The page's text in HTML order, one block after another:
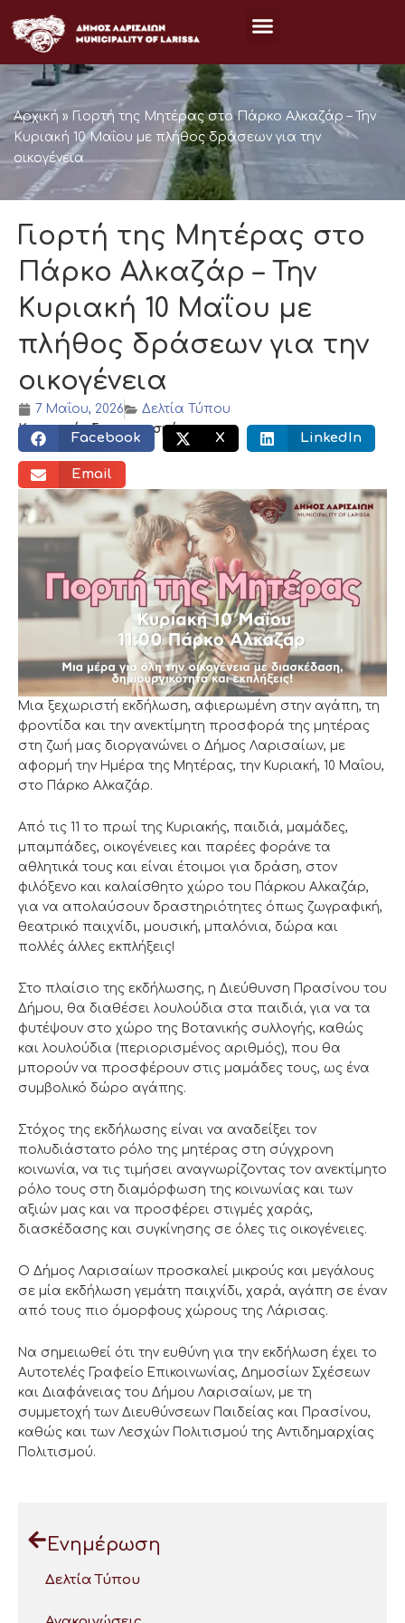
στο
περιεχόμενο
Αρχική »
Γιορτή της Μητέρας στο Πάρκο Αλκαζάρ – Την
Κυριακή 10 Μαΐου με πλήθος δράσεων για την
οικογένεια
Γιορτή της Μητέρας στο
Πάρκο Αλκαζάρ – Την
Κυριακή 10 Μαΐου με
πλήθος δράσεων για την
οικογένεια
7 Μαΐου, 2026
Δελτία Τύπου
Κοινωνικός διαμοιρασμός:
Facebook X LinkedIn
Email
Μια ξεχωριστή εκδήλωση, αφιερωμένη στην αγάπη, τη
φροντίδα και την ανεκτίμητη προσφορά της μητέρας
στη ζωή μας διοργανώνει ο Δήμος Λαρισαίων, με
αφορμή την Ημέρα της Μητέρας, την Κυριακή, 10 Μαΐου,
στο Πάρκο Αλκαζάρ.
Από τις 11 το πρωί της Κυριακής, παιδιά, μαμάδες,
μπαμπάδες, οικογένειες και παρέες φοράνε τα
αθλητικά τους και είναι έτοιμοι για δράση, στον
φιλόξενο και καλαίσθητο χώρο του Πάρκου Αλκαζάρ,
για να απολαύσουν δραστηριότητες όπως ζωγραφική,
θεατρικό παιχνίδι, μουσική, μπαλόνια, δώρα και
πολλές άλλες εκπλήξεις!
Στο πλαίσιο της εκδήλωσης, η Διεύθυνση Πρασίνου του
Δήμου, θα διαθέσει λουλούδια στα παιδιά, για να τα
φυτέψουν στο χώρο της Βοτανικής συλλογής, καθώς
και λουλούδια (περιορισμένος αριθμός), που θα
μπορούν να προσφέρουν στις μαμάδες τους, ως ένα
συμβολικό δώρο αγάπης.
Στόχος της εκδήλωσης είναι να αναδείξει τον
πολυδιάστατο ρόλο της μητέρας στη σύγχρονη
κοινωνία, να τις τιμήσει αναγνωρίζοντας τον ανεκτίμητο
ρόλο τους στη διαμόρφωση της κοινωνίας και των
αξιών μας και να προσφέρει στιγμές χαράς,
διασκέδασης και συγκίνησης σε όλες τις οικογένειες.
Ο Δήμος Λαρισαίων προσκαλεί μικρούς και μεγάλους
σε μία εκδήλωση γεμάτη παιχνίδι, χαρά, αγάπη σε έναν
από τους πιο όμορφους χώρους της Λάρισας.
Να σημειωθεί ότι την ευθύνη για την εκδήλωση έχει το
Αυτοτελές Γραφείο Επικοινωνίας, Δημοσίων Σχέσεων
και Διαφάνειας του Δήμου Λαρισαίων, με τη
συμμετοχή των Διευθύνσεων Παιδείας και Πρασίνου,
καθώς και των Λεσχών Πολιτισμού της Αντιδημαρχίας
Πολιτισμού.
Ενημέρωση
Δελτία Τύπου